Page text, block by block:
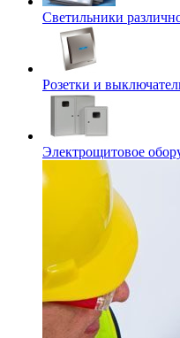
Светильники
Розетки и
Электрощитовое